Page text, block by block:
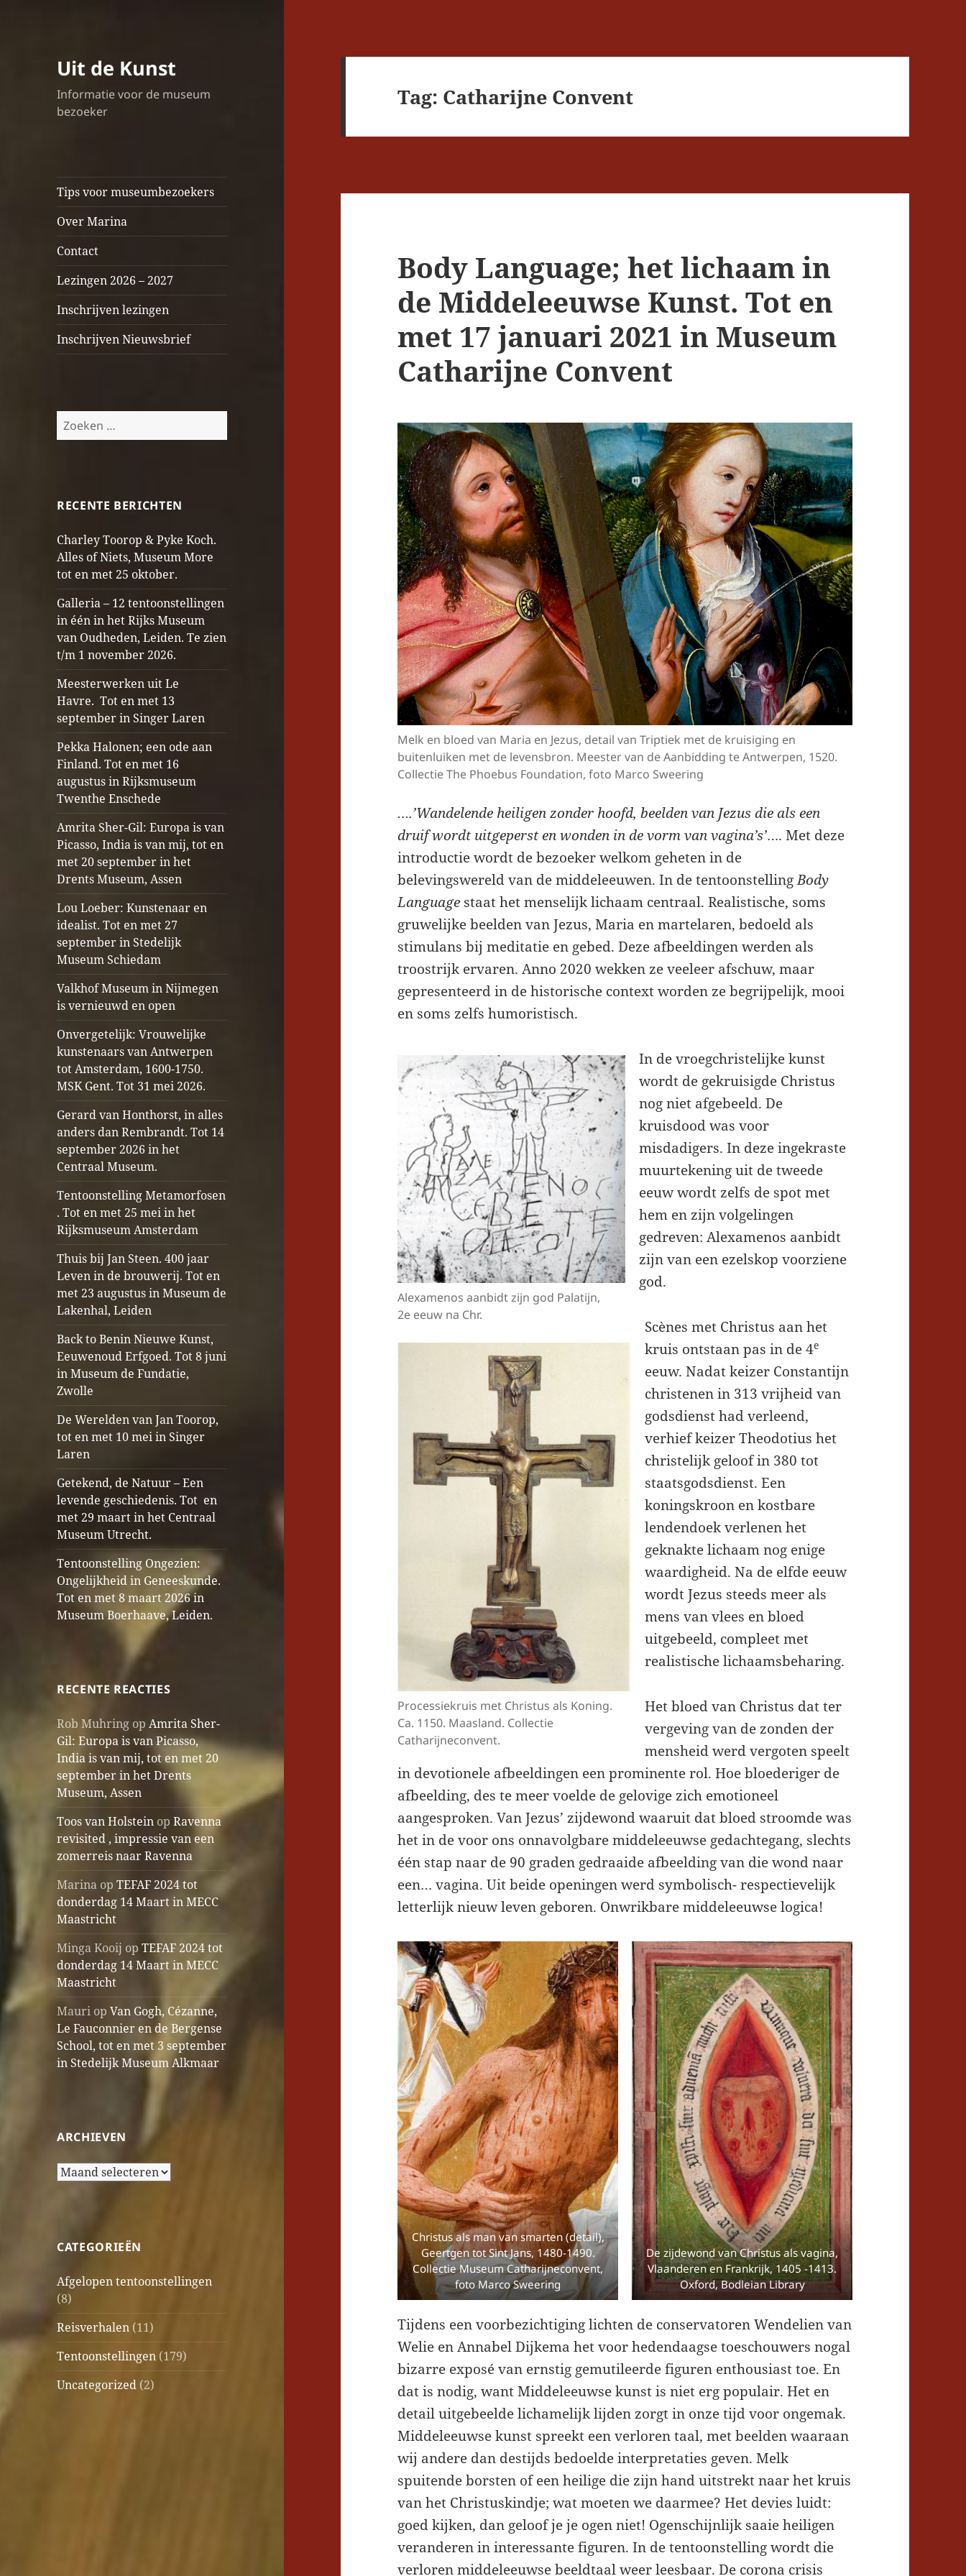
Uit de Kunst
Informatie voor de museum
bezoeker
Tips voor museumbezoekers
Over Marina
Contact
Lezingen 2026 – 2027
Inschrijven lezingen
Inschrijven Nieuwsbrief
Zoeken
naar:
RECENTE BERICHTEN
Charley Toorop & Pyke Koch.
Alles of Niets, Museum More
tot en met 25 oktober.
Galleria – 12 tentoonstellingen
in één in het Rijks Museum
van Oudheden, Leiden. Te zien
t/m 1 november 2026.
Meesterwerken uit Le
Havre. Tot en met 13
september in Singer Laren
Pekka Halonen; een ode aan
Finland. Tot en met 16
augustus in Rijksmuseum
Twenthe Enschede
Amrita Sher-Gil: Europa is van
Picasso, India is van mij, tot en
met 20 september in het
Drents Museum, Assen
Lou Loeber: Kunstenaar en
idealist. Tot en met 27
september in Stedelijk
Museum Schiedam
Valkhof Museum in Nijmegen
is vernieuwd en open
Onvergetelijk: Vrouwelijke
kunstenaars van Antwerpen
tot Amsterdam, 1600-1750.
MSK Gent. Tot 31 mei 2026.
Gerard van Honthorst, in alles
anders dan Rembrandt. Tot 14
september 2026 in het
Centraal Museum.
Tentoonstelling Metamorfosen
. Tot en met 25 mei in het
Rijksmuseum Amsterdam
Thuis bij Jan Steen. 400 jaar
Leven in de brouwerij. Tot en
met 23 augustus in Museum de
Lakenhal, Leiden
Back to Benin Nieuwe Kunst,
Eeuwenoud Erfgoed. Tot 8 juni
in Museum de Fundatie,
Zwolle
De Werelden van Jan Toorop,
tot en met 10 mei in Singer
Laren
Getekend, de Natuur – Een
levende geschiedenis. Tot en
met 29 maart in het Centraal
Museum Utrecht.
Tentoonstelling Ongezien:
Ongelijkheid in Geneeskunde.
Tot en met 8 maart 2026 in
Museum Boerhaave, Leiden.
RECENTE REACTIES
Rob Muhring opAmrita Sher-
Gil: Europa is van Picasso,
India is van mij, tot en met 20
september in het Drents
Museum, Assen
Toos van Holstein opRavenna
revisited , impressie van een
zomerreis naar Ravenna
Marina opTEFAF 2024 tot
donderdag 14 Maart in MECC
Maastricht
Minga Kooij opTEFAF 2024 tot
donderdag 14 Maart in MECC
Maastricht
Mauri opVan Gogh, Cézanne,
Le Fauconnier en de Bergense
School, tot en met 3 september
in Stedelijk Museum Alkmaar
ARCHIEVEN
Archieven
CATEGORIEËN
Afgelopen tentoonstellingen
(8)
Reisverhalen (11)
Tentoonstellingen (179)
Uncategorized (2)
Tag: Catharijne Convent
Body Language; het lichaam in
de Middeleeuwse Kunst. Tot en
met 17 januari 2021 in Museum
Catharijne Convent
Melk en bloed van Maria en Jezus, detail van Triptiek met de kruisiging en
buitenluiken met de levensbron. Meester van de Aanbidding te Antwerpen, 1520.
Collectie The Phoebus Foundation, foto Marco Sweering
….’Wandelende heiligen zonder hoofd, beelden van Jezus die als een
druif wordt uitgeperst en wonden in de vorm van vagina’s’…. Met deze
introductie wordt de bezoeker welkom geheten in de
belevingswereld van de middeleeuwen. In de tentoonstellingBody
Language staat het menselijk lichaam centraal. Realistische, soms
gruwelijke beelden van Jezus, Maria en martelaren, bedoeld als
stimulans bij meditatie en gebed. Deze afbeeldingen werden als
troostrijk ervaren. Anno 2020 wekken ze veeleer afschuw, maar
gepresenteerd in de historische context worden ze begrijpelijk, mooi
en soms zelfs humoristisch.
Alexamenos aanbidt zijn god Palatijn,
2e eeuw na Chr.
In de vroegchristelijke kunst
wordt de gekruisigde Christus
nog niet afgebeeld. De
kruisdood was voor
misdadigers. In deze ingekraste
muurtekening uit de tweede
eeuw wordt zelfs de spot met
hem en zijn volgelingen
gedreven: Alexamenos aanbidt
zijn van een ezelskop voorziene
god.
Processiekruis met Christus als Koning.
Ca. 1150. Maasland. Collectie
Catharijneconvent.
Scènes met Christus aan het
kruis ontstaan pas in de 4e
eeuw. Nadat keizer Constantijn
christenen in 313 vrijheid van
godsdienst had verleend,
verhief keizer Theodotius het
christelijk geloof in 380 tot
staatsgodsdienst. Een
koningskroon en kostbare
lendendoek verlenen het
geknakte lichaam nog enige
waardigheid. Na de elfde eeuw
wordt Jezus steeds meer als
mens van vlees en bloed
uitgebeeld, compleet met
realistische lichaamsbeharing.
Het bloed van Christus dat ter
vergeving van de zonden der
mensheid werd vergoten speelt
in devotionele afbeeldingen een prominente rol. Hoe bloederiger de
afbeelding, des te meer voelde de gelovige zich emotioneel
aangesproken. Van Jezus’ zijdewond waaruit dat bloed stroomde was
het in de voor ons onnavolgbare middeleeuwse gedachtegang, slechts
één stap naar de 90 graden gedraaide afbeelding van die wond naar
een… vagina. Uit beide openingen werd symbolisch- respectievelijk
letterlijk nieuw leven geboren. Onwrikbare middeleeuwse logica!
Christus als man van smarten (detail),
Geertgen tot Sint Jans, 1480-1490.
Collectie Museum Catharijneconvent,
foto Marco Sweering
De zijdewond van Christus als vagina,
Vlaanderen en Frankrijk, 1405 -1413.
Oxford, Bodleian Library
Tijdens een voorbezichtiging lichten de conservatoren Wendelien van
Welie en Annabel Dijkema het voor hedendaagse toeschouwers nogal
bizarre exposé van ernstig gemutileerde figuren enthousiast toe. En
dat is nodig, want Middeleeuwse kunst is niet erg populair. Het en
detail uitgebeelde lichamelijk lijden zorgt in onze tijd voor ongemak.
Middeleeuwse kunst spreekt een verloren taal, met beelden waaraan
wij andere dan destijds bedoelde interpretaties geven. Melk
spuitende borsten of een heilige die zijn hand uitstrekt naar het kruis
van het Christuskindje; wat moeten we daarmee? Het devies luidt:
goed kijken, dan geloof je je ogen niet! Ogenschijnlijk saaie heiligen
veranderen in interessante figuren. In de tentoonstelling wordt die
verloren middeleeuwse beeldtaal weer leesbaar. De corona crisis